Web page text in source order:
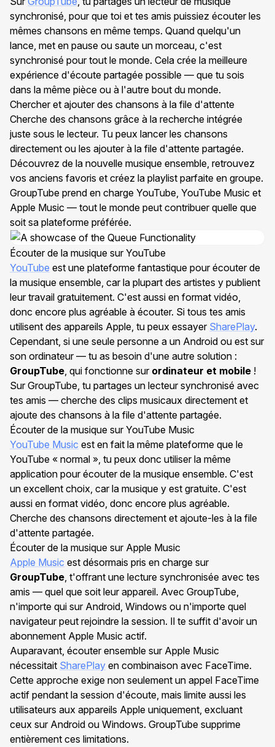
synchronisé, pour que toi et tes amis puissiez écouter les
mêmes chansons en même temps. Quand quelqu'un
lance, met en pause ou saute un morceau, c'est
synchronisé pour tout le monde. Cela crée la meilleure
expérience d'écoute partagée possible — que tu sois
dans la même pièce ou à l'autre bout du monde.
Chercher et ajouter des chansons à la file d'attente
Cherche des chansons grâce à la recherche intégrée
juste sous le lecteur. Tu peux lancer les chansons
directement ou les ajouter à la file d'attente partagée.
Découvrez de la nouvelle musique ensemble, retrouvez
vos anciens favoris et créez la playlist parfaite en groupe.
GroupTube prend en charge YouTube, YouTube Music et
Apple Music — tout le monde peut contribuer quelle que
soit sa plateforme préférée.
Écouter de la musique sur YouTube
YouTube est une plateforme fantastique pour écouter de
la musique ensemble, car la plupart des artistes y publient
leur travail gratuitement. C'est aussi en format vidéo,
donc encore plus agréable à écouter. Si tous tes amis
utilisent des appareils Apple, tu peux essayer SharePlay.
Cependant, si une seule personne a un Android ou est sur
son ordinateur — tu as besoin d'une autre solution :
GroupTube, qui fonctionne sur ordinateur et mobile !
Sur GroupTube, tu partages un lecteur synchronisé avec
tes amis — cherche des clips musicaux directement et
ajoute des chansons à la file d'attente partagée.
Écouter de la musique sur YouTube Music
YouTube Music est en fait la même plateforme que le
YouTube « normal », tu peux donc utiliser la même
application pour écouter de la musique ensemble. C'est
un excellent choix, car la musique y est gratuite. C'est
aussi en format vidéo, donc encore plus agréable.
Cherche des chansons directement et ajoute-les à la file
d'attente partagée.
Écouter de la musique sur Apple Music
Apple Music est désormais pris en charge sur
GroupTube, t'offrant une lecture synchronisée avec tes
amis — quel que soit leur appareil. Avec GroupTube,
n'importe qui sur Android, Windows ou n'importe quel
navigateur peut rejoindre la session. Il te suffit d'avoir un
abonnement Apple Music actif.
Auparavant, écouter ensemble sur Apple Music
nécessitait SharePlay en combinaison avec FaceTime.
Cette approche exige non seulement un appel FaceTime
actif pendant la session d'écoute, mais limite aussi les
utilisateurs aux appareils Apple uniquement, excluant
ceux sur Android ou Windows. GroupTube supprime
entièrement ces limitations.